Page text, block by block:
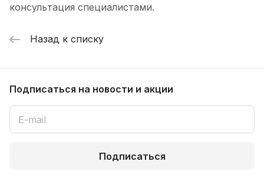
консультация специалистами.
Назад к списку
Подписаться на новости и акции
Подписаться